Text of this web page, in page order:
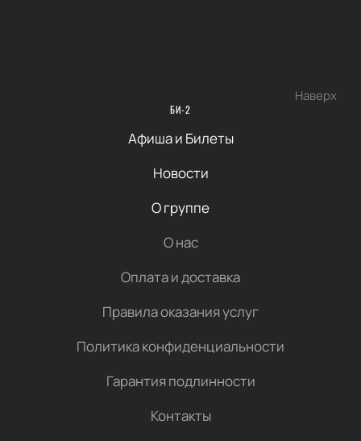
Наверх
БИ-2
Афиша и Билеты
Новости
О группе
О нас
Оплата и доставка
Правила оказания услуг
Политика конфиденциальности
Гарантия подлинности
Контакты